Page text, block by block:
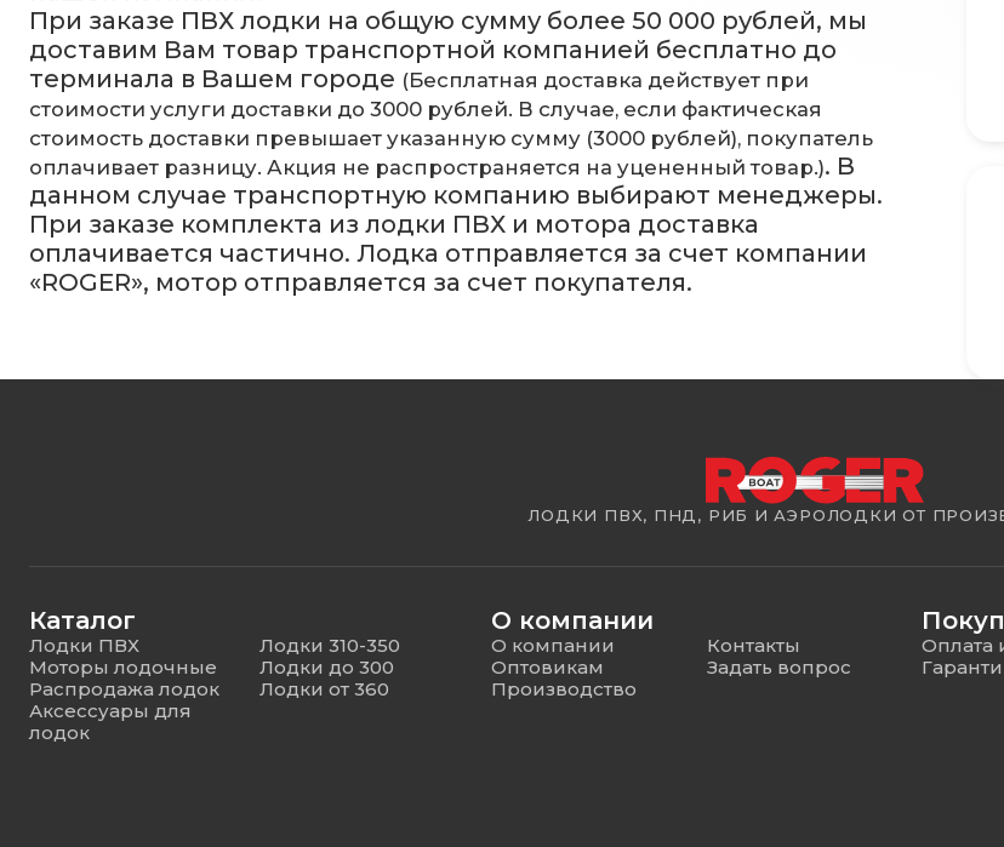
При заказе ПВХ лодки на общую сумму более 50 000 рублей, мы
доставим Вам товар транспортной компанией бесплатно до
терминала в Вашем городе (Бесплатная доставка действует при
стоимости услуги доставки до 3000 рублей. В случае, если фактическая
стоимость доставки превышает указанную сумму (3000 рублей), покупатель
оплачивает разницу. Акция не распространяется на уцененный товар.). В
данном случае транспортную компанию выбирают менеджеры.
При заказе комплекта из лодки ПВХ и мотора доставка
оплачивается частично. Лодка отправляется за счет компании
«ROGER», мотор отправляется за счет покупателя.
ЛОДКИ ПВХ, ПНД, РИБ И АЭРОЛОДКИ ОТ
Каталог
Лодки ПВХ
Моторы лодочные
Распродажа лодок
Аксессуары для
лодок
Лодки 310-350
Лодки до 300
Лодки от 360
О компании
О компании
Оптовикам
Производство
Контакты
Задать вопрос
Оплата